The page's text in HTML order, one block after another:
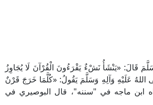
قَالَ: «يَنْشَأُ نَشْءٌ يَقْرَءُونَ الْقُرْآنَ لَا يُجَاوِزُ
عَلَيْهِ وَآلِهِ وَسَلَّمَ يَقُولُ: «كُلَّمَا خَرَجَ قَرْنٌ
ابن ماجه في "سننه"، قال البوصيري في